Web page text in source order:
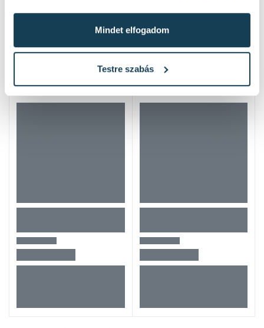
Mindet elfogadom
Testre szabás
Mások ezeket nézték